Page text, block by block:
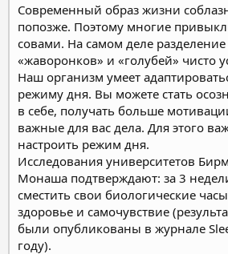
Современный образ жизни
попозже. Поэтому многие
совами. На самом деле
«жаворонков» и «голубей» чисто
Наш организм умеет
режиму дня. Вы можете стать
в себе, получать больше
важные для вас дела. Для этого
настроить режим дня.
Исследования университетов
Монаша подтверждают: за 3
сместить свои биологические
здоровье и самочувствие
были опубликованы в журнале
году).